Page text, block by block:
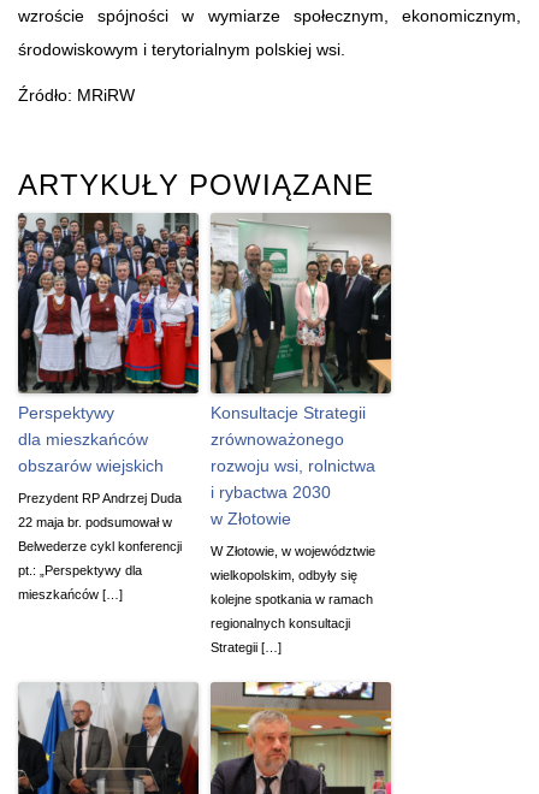
wzroście spójności w wymiarze społecznym, ekonomicznym,
środowiskowym i terytorialnym polskiej wsi.
Źródło: MRiRW
ARTYKUŁY POWIĄZANE
Perspektywy
dla mieszkańców
obszarów wiejskich
Prezydent RP Andrzej Duda
22 maja br. podsumował w
Belwederze cykl konferencji
pt.: „Perspektywy dla
mieszkańców […]
Konsultacje Strategii
zrównoważonego
rozwoju wsi, rolnictwa
i rybactwa 2030
w Złotowie
W Złotowie, w województwie
wielkopolskim, odbyły się
kolejne spotkania w ramach
regionalnych konsultacji
Strategii […]